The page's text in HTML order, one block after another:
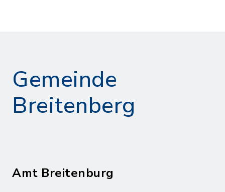
Gemeinde
Breitenberg
Amt Breitenburg